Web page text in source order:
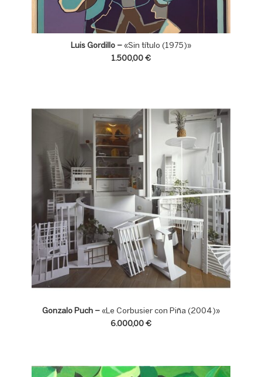
Luis Gordillo –«Sin título (1975)»
1.500,00 €
Gonzalo Puch –«Le Corbusier con Piña (2004)»
6.000,00 €